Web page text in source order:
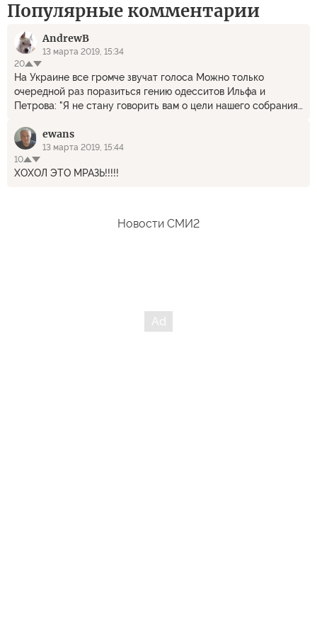
Популярные комментарии
AndrewB
13 марта 2019, 15:34
20
На Украине все громче звучат голоса Можно только
очередной раз поразиться гению одесситов Ильфа и
Петрова: "Я не стану говорить вам о цели нашего собрания
стоны..."ewans
13 марта 2019, 15:44
10
ХОХОЛ ЭТО МРАЗЬ!!!!!
Новости СМИ2